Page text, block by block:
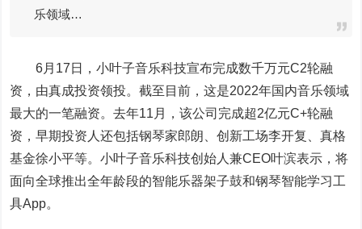
乐领域…
6月 17 日，小叶子音乐科技宣布完成数千万元C2轮融
资，由真成投资领投。截至目前，这是2022年国内音乐领域
最大的一笔融资。去年11 月，该公司完成超2亿元C+轮融
资，早期投资人还包括钢琴家郎朗、创新工场李开复、真格
基金徐小平等。小叶子音乐科技创始人兼CEO叶滨表示，将
面向全球推出全年龄段的智能乐器架子鼓和钢琴智能学习工
具App。